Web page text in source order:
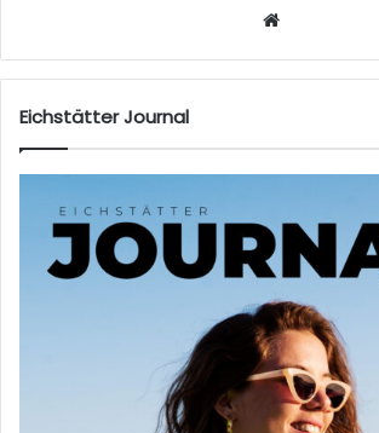
sei
Eichstätter Journal